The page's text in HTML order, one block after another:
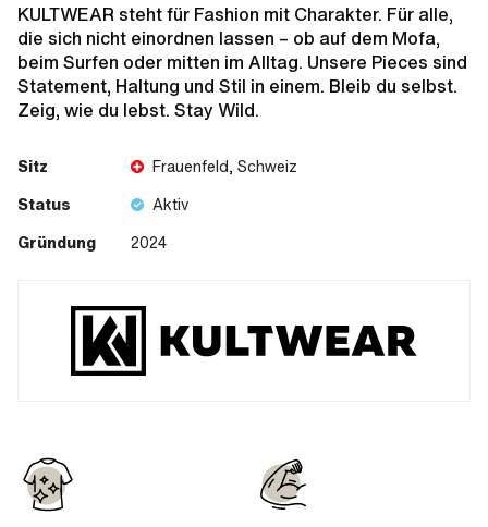
KULTWEAR steht für Fashion mit Charakter. Für alle,
die sich nicht einordnen lassen – ob auf dem Mofa,
beim Surfen oder mitten im Alltag. Unsere Pieces sind
Statement, Haltung und Stil in einem. Bleib du selbst.
Zeig, wie du lebst. Stay Wild.
Sitz
Frauenfeld, Schweiz
Status
Aktiv
Gründung
2024